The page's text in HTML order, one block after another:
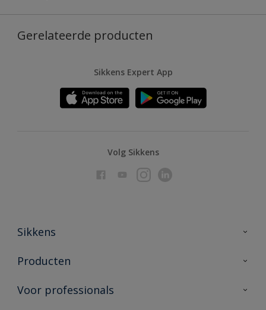
Gerelateerde producten
Sikkens Expert App
Volg Sikkens
Sikkens
Over Sikkens
Duurzaamheid
Producten
Producten voor binnen
Voor professionals